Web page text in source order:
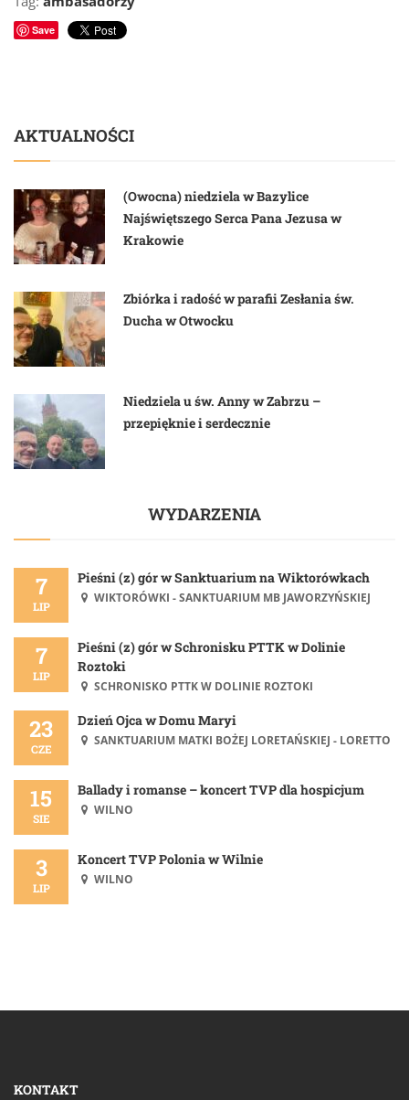
Save
AKTUALNOŚCI
(Owocna) niedziela w Bazylice
Najświętszego Serca Pana Jezusa w
Krakowie
Zbiórka i radość w parafii Zesłania św.
Ducha w Otwocku
Niedziela u św. Anny w Zabrzu –
przepięknie i serdecznie
WYDARZENIA
7
LIP
Pieśni (z) gór w Sanktuarium na Wiktorówkach
WIKTORÓWKI - SANKTUARIUM MB JAWORZYŃSKIEJ
7
LIP
Pieśni (z) gór w Schronisku PTTK w Dolinie
Roztoki
SCHRONISKO PTTK W DOLINIE ROZTOKI
23
CZE
Dzień Ojca w Domu Maryi
SANKTUARIUM MATKI BOŻEJ LORETAŃSKIEJ - LORETTO
15
SIE
Ballady i romanse – koncert TVP dla hospicjum
WILNO
3
LIP
Koncert TVP Polonia w Wilnie
WILNO
KONTAKT